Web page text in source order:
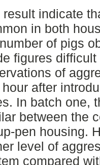
result indicate
in both
of pigs
figures
of
after
In batch one,
between the
pen housing.
level of
compared